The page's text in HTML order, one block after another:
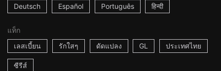
Deutsch Español Português हिन्दी
แท็ก
เลสเบี้ยน
รักใสๆ ดัดแปลง GL ประเทศไทย
ซีรีส์